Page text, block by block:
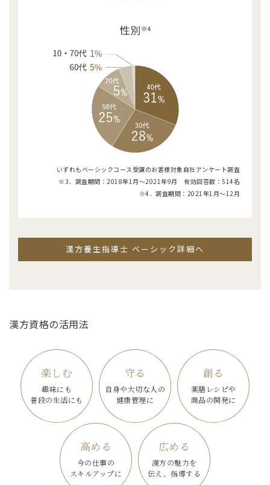
いずれもベーシックコース受講のお客様対象自社アンケート調査
※3．調査期間：2018年1月～2021年9月 有効回答数：514名
※4．調査期間：2021年1月～12月
漢方養生指導士 ベーシック詳細へ
漢方資格の活用法
楽しむ
趣味にも
普段の生活にも
守る
自身や大切な人の
健康管理に
創る
薬膳レシピや
商品の開発に
高める
今の仕事の
スキルアップに
広める
漢方の魅力を
伝え、指導する